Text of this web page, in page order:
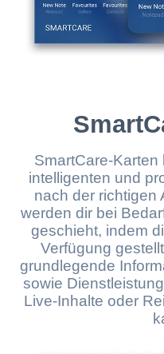
SmartCare-
intelligenten und
nach der richtigen
werden dir bei
geschieht, indem
Verfügung
grundlegende
sowie
Live-Inhalte oder